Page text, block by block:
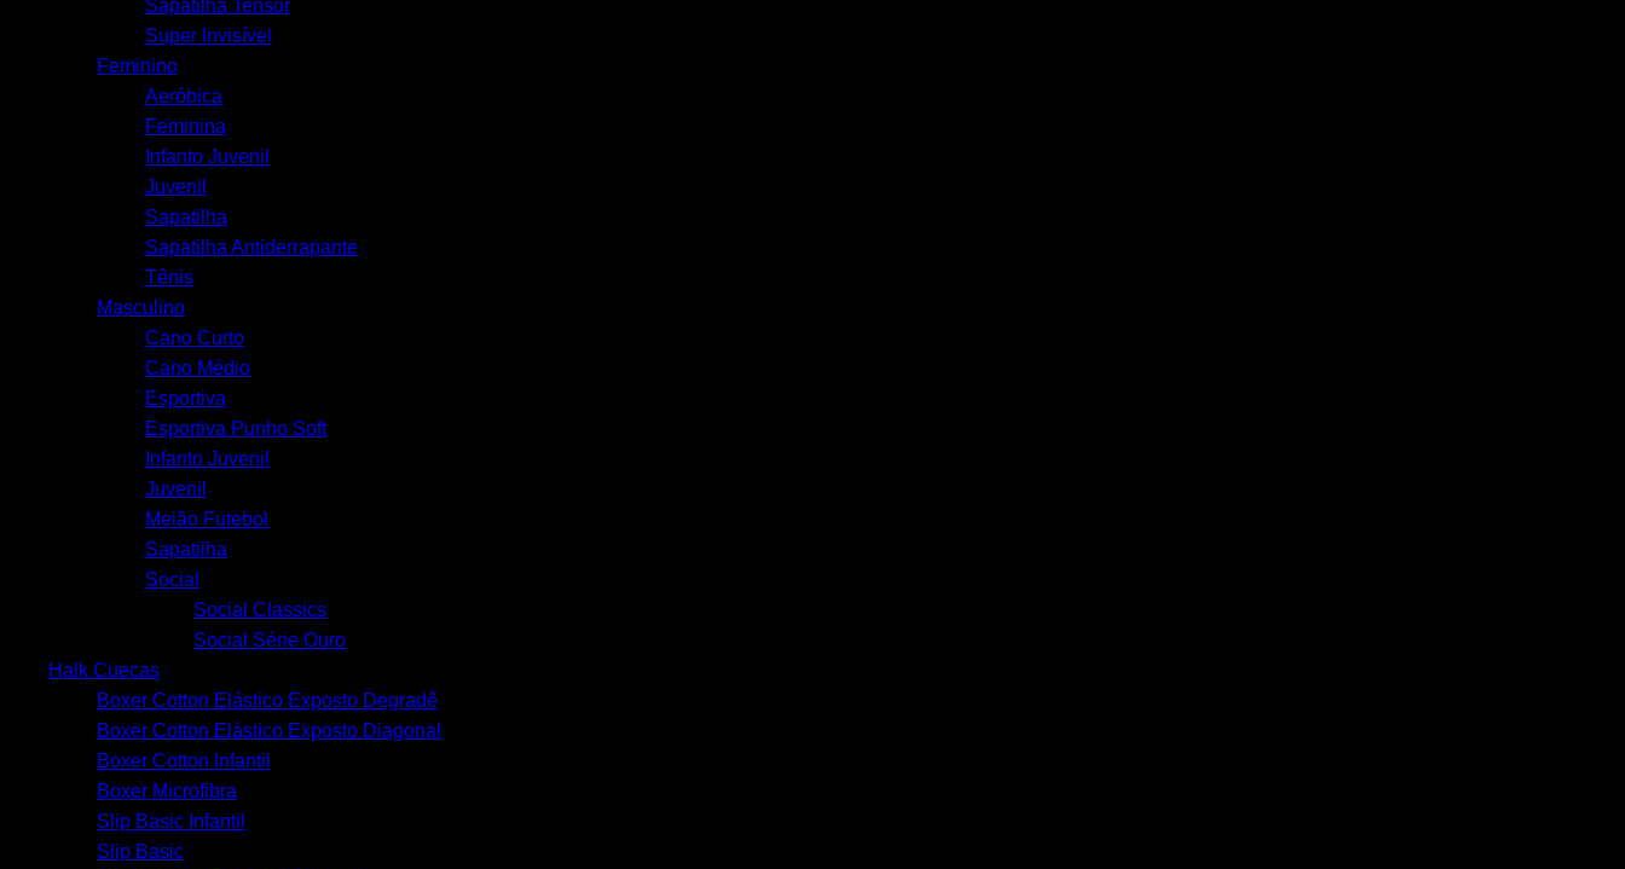
Sapatilha Tensor
Super Invisível
Feminino
Aeróbica
Feminina
Infanto Juvenil
Juvenil
Sapatilha
Sapatilha Antiderrapante
Tênis
Masculino
Cano Curto
Cano Médio
Esportiva
Esportiva Punho Soft
Infanto Juvenil
Juvenil
Meião Futebol
Sapatilha
Social
Social Classics
Social Série Ouro
Halk Cuecas
Boxer Cotton Elástico Exposto Degradê
Boxer Cotton Elástico Exposto Diagonal
Boxer Cotton Infantil
Boxer Microfibra
Slip Basic Infantil
Slip Basic